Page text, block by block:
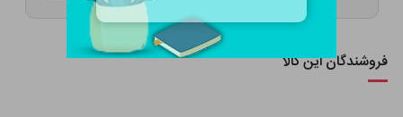
فروشندگان این کالا